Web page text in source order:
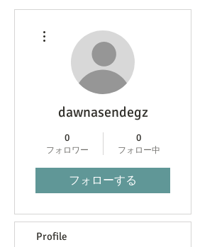
dawnasendegz
0
フォロワー
0
フォロー中
フォローする
Profile